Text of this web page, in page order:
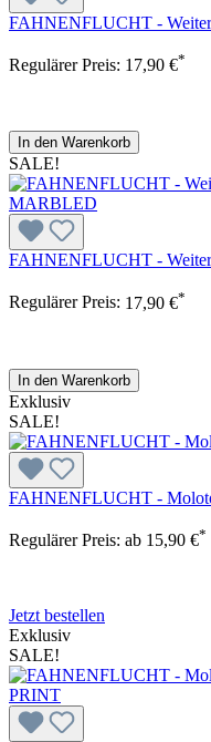
FAHNENFLUCHT -
Regulärer Preis: 17,90 €*
In den Warenkorb
SALE!
FAHNENFLUCHT -
Regulärer Preis: 17,90 €*
In den Warenkorb
Exklusiv
SALE!
FAHNENFLUCHT -
Regulärer Preis: ab 15,90 €*
Jetzt bestellen
Exklusiv
SALE!